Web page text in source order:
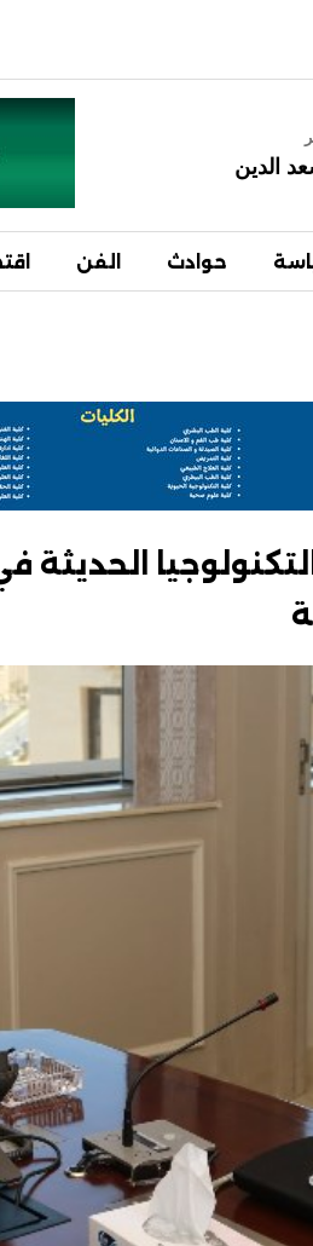
الدين
حوادث الفن
الحديثة